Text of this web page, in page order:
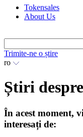
Tokensales
About Us
Trimite-ne o știre
ro
Știri
În acest moment,
interesați de: